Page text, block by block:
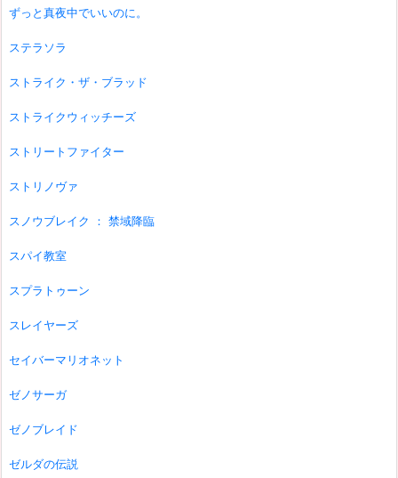
ずっと真夜中でいいのに。
ステラソラ
ストライク・ザ・ブラッド
ストライクウィッチーズ
ストリートファイター
ストリノヴァ
スノウブレイク ： 禁域降臨
スパイ教室
スプラトゥーン
スレイヤーズ
セイバーマリオネット
ゼノサーガ
ゼノブレイド
ゼルダの伝説